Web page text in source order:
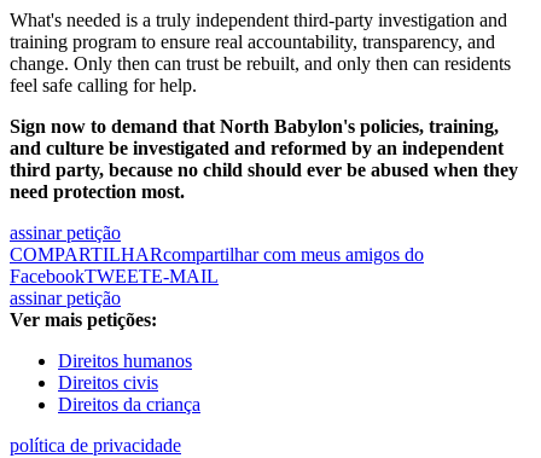
What's needed is a truly independent third-party investigation and
training program to ensure real accountability, transparency, and
change. Only then can trust be rebuilt, and only then can residents
feel safe calling for help.
Sign now to demand that North Babylon's policies, training,
and culture be investigated and reformed by an independent
third party, because no child should ever be abused when they
need protection most.
assinar petição
COMPARTILHARcompartilhar com meus amigos do
FacebookTWEETE-MAIL
assinar petição
Ver mais petições:
Direitos humanos
Direitos civis
Direitos da criança
política de privacidade